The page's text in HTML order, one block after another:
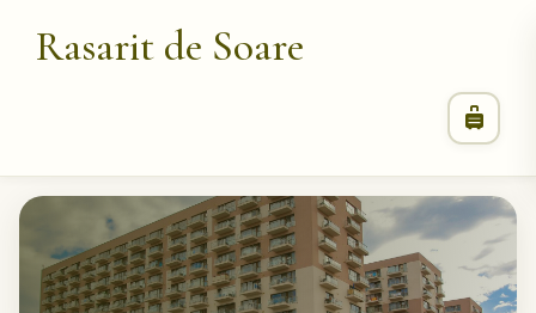
Rasarit de Soare